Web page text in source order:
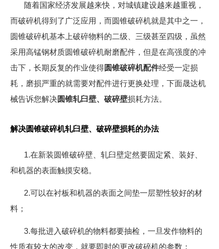
随着国家经济发展越来快，对城镇建设越来越重视，
而破碎机得到了广泛应用，而圆锥破碎机就是其中之一，
圆锥破碎机基本上破碎物料的二级、三级甚至四级，虽然
采用高锰钢材质圆锥破碎机耐磨配件，但是在高强度的冲
击下，长期反复的作业使得圆锥破碎机配件经受一定损
耗，磨损严重的就需要对配件进行更换处理，下面晟达机
械告诉您解决圆锥轧臼壁、破碎壁损耗方法。
解决圆锥破碎机轧臼壁、破碎壁损耗的办法
1.在新装圆锥破碎壁、轧臼壁定然要固定紧、装好、
和机器的表面触摸安稳。
2.可以在衬板和机器的表面之间垫一层塑性较好的材
料；
3.每批进入破碎机的物料都要抽检，一旦发作物料的
性质有较大的改变，就要即时的更改破碎机的参数；